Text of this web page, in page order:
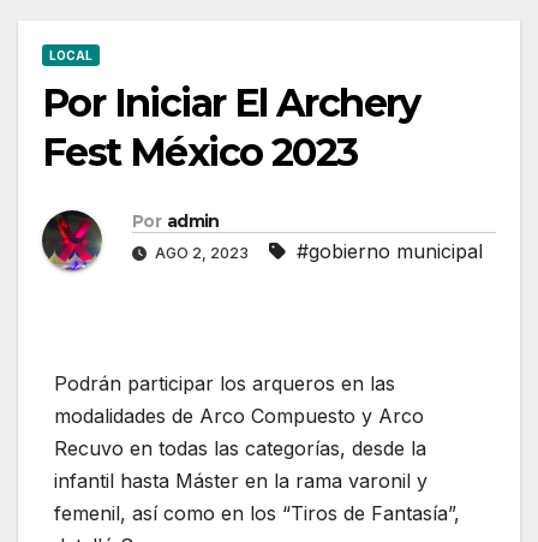
LOCAL
Por Iniciar El Archery
Fest México 2023
Por admin
AGO 2, 2023 #gobierno municipal
Podrán participar los arqueros en las
modalidades de Arco Compuesto y Arco
Recuvo en todas las categorías, desde la
infantil hasta Máster en la rama varonil y
femenil, así como en los “Tiros de Fantasía”,